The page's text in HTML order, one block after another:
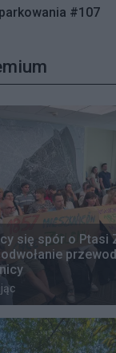
#107
się spór o Ptasi